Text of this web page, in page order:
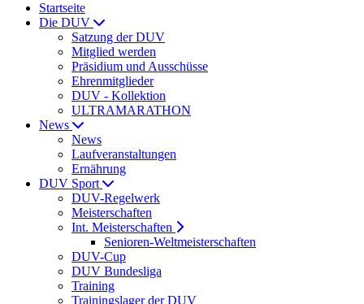
Startseite
Die DUV
Satzung der DUV
Mitglied werden
Präsidium und Ausschüsse
Ehrenmitglieder
DUV - Kollektion
ULTRAMARATHON
News
News
Laufveranstaltungen
Ernährung
DUV Sport
DUV-Regelwerk
Meisterschaften
Int. Meisterschaften
Senioren-Weltmeisterschaften
DUV-Cup
DUV Bundesliga
Training
Trainingslager der DUV